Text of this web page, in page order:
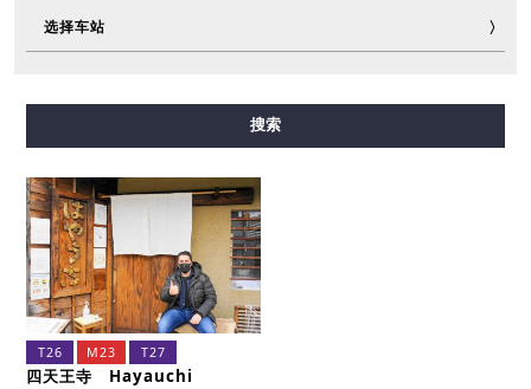
选择车站
搜索
T26 M23 T27
四天王寺 Hayauchi